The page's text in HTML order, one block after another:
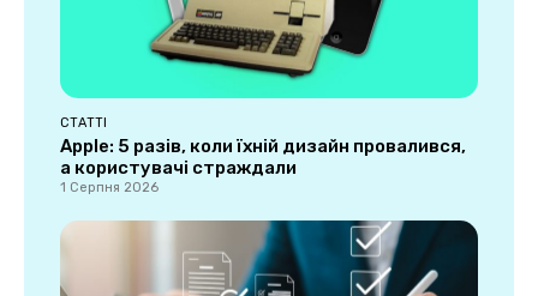
СТАТТІ
Apple: 5 разів, коли їхній дизайн провалився,
а користувачі страждали
1 Серпня 2026